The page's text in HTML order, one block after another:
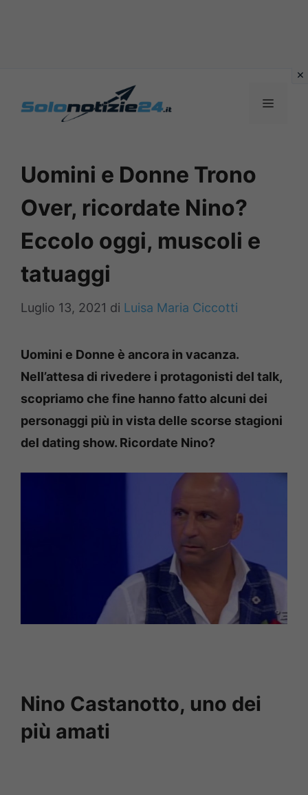
MENU
Uomini e Donne Trono
Over, ricordate Nino?
Eccolo oggi, muscoli e
tatuaggi
Luglio 13, 2021 di Luisa Maria Ciccotti
Uomini e Donne è ancora in vacanza.
Nell’attesa di rivedere i protagonisti del talk,
scopriamo che fine hanno fatto alcuni dei
personaggi più in vista delle scorse stagioni
del dating show. Ricordate Nino?
Nino Castanotto, uno dei
più amati